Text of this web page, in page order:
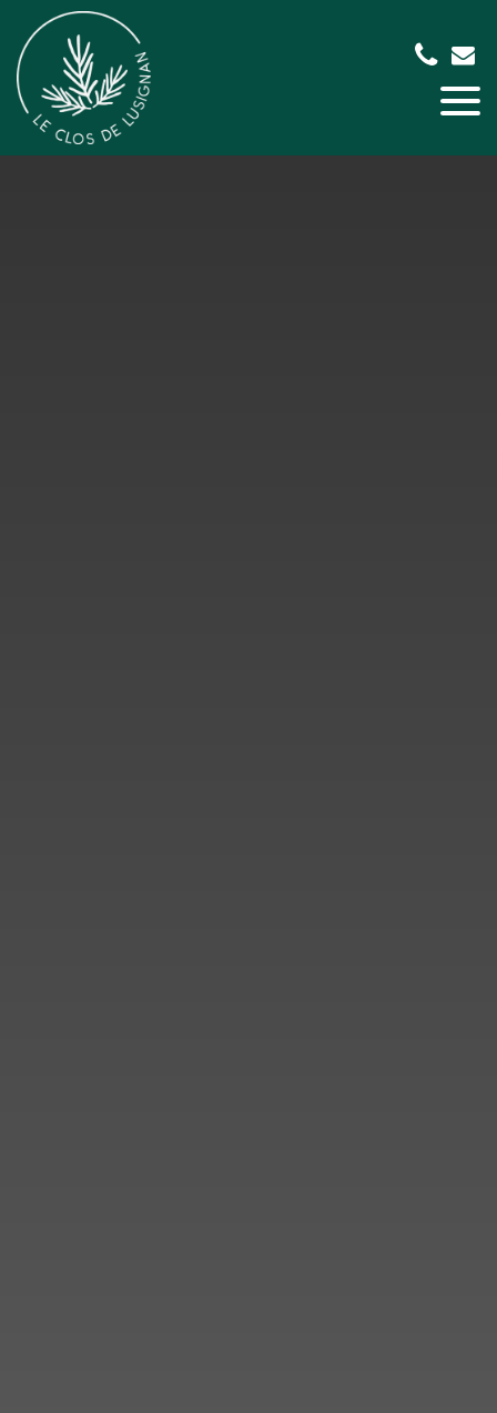
Panneau de gestion des cookies